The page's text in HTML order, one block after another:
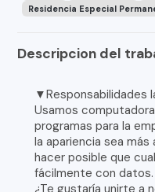
Residencia Especial
Descripcion del
▼Responsabilidades
Usamos
programas para la
la apariencia sea
hacer posible que
fácilmente con datos.